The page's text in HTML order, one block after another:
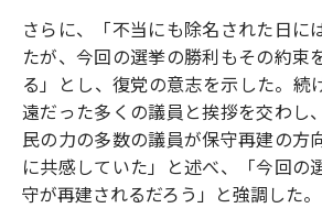
さらに、「不当にも除名された日に
たが、今回の選挙の勝利もその約束
る」とし、復党の意志を示した。続
遠だった多くの議員と挨拶を交わし
民の力の多数の議員が保守再建の方
に共感していた」と述べ、「今回の
守が再建されるだろう」と強調した。